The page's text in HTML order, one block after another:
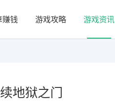
赚钱 游戏攻略 游戏资讯
地狱之门